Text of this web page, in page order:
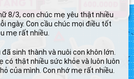
8/3, con chúc mẹ yêu thật nhiều
ngày. Con cầu chúc mọi điều tốt
mẹ rất nhiều.
sinh thành và nuôi con khôn lớn.
có thật nhiều sức khỏe và luôn luôn
của mình. Con nhớ mẹ rất nhiều.